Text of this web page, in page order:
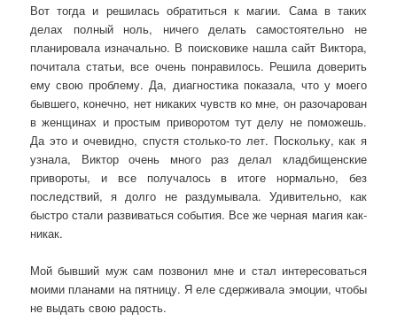
Вот тогда и решилась обратиться к магии. Сама в таких
делах полный ноль, ничего делать самостоятельно не
планировала изначально. В поисковике нашла сайт Виктора,
почитала статьи, все очень понравилось. Решила доверить
ему свою проблему. Да, диагностика показала, что у моего
бывшего, конечно, нет никаких чувств ко мне, он разочарован
в женщинах и простым приворотом тут делу не поможешь.
Да это и очевидно, спустя столько-то лет. Поскольку, как я
узнала, Виктор очень много раз делал кладбищенские
привороты, и все получалось в итоге нормально, без
последствий, я долго не раздумывала. Удивительно, как
быстро стали развиваться события. Все же черная магия как-
никак.
Мой бывший муж сам позвонил мне и стал интересоваться
моими планами на пятницу. Я еле сдерживала эмоции, чтобы
не выдать свою радость.